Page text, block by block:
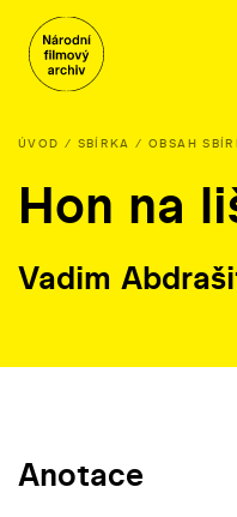
ÚVOD SBÍRKA OBSAH
Hon na
Vadim
Anotace